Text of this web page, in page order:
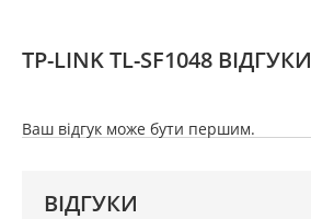
TP-LINK TL-SF1048 ВІДГУКИ
Ваш відгук може бути першим.
ВІДГУКИ